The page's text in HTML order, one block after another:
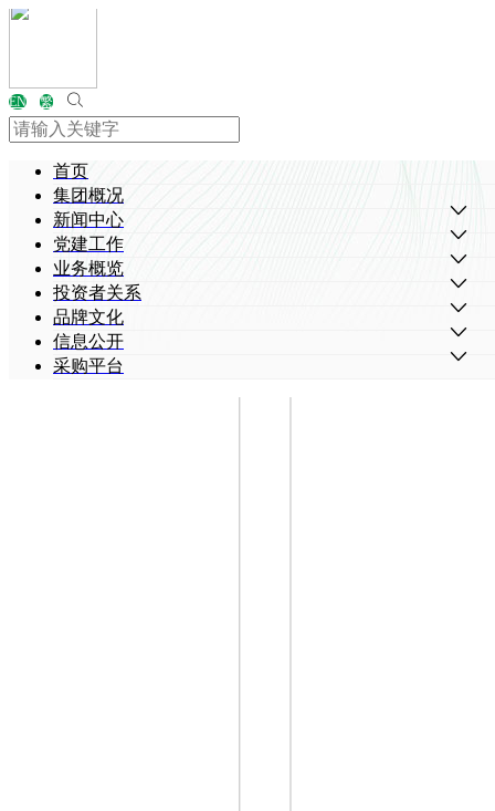
EN 繁
首页
集团概况
新闻中心
党建工作
业务概览
投资者关系
品牌文化
信息公开
采购平台